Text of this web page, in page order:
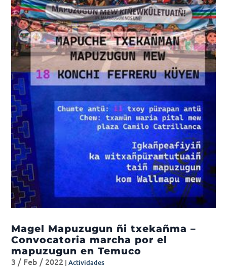
Magel Mapuzugun ñi txekañma –
Convocatoria marcha por el
mapuzugun en Temuco
3 / Feb / 2022 |Actividades